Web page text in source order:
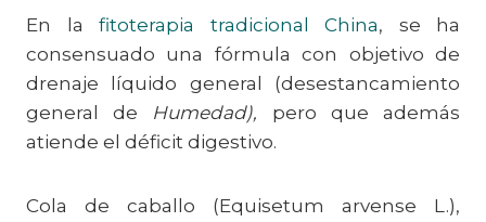
En la fitoterapia tradicional China, se ha
consensuado una fórmula con objetivo de
drenaje líquido general (desestancamiento
general de Humedad), pero que además
atiende el déficit digestivo.
Cola de caballo (Equisetum arvense L.),